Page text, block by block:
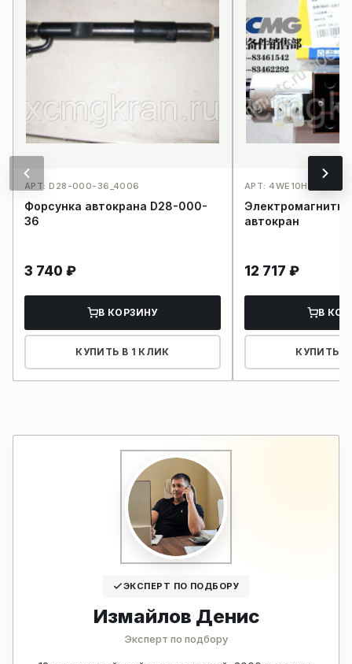
АРТ: D28-000-36_4006
Форсунка автокрана D28-000-
36
3 740 ₽
В КОРЗИНУ
КУПИТЬ В 1 КЛИК
АРТ: 4WE10H-A/
автокран
12 717 ₽
В
КУПИТЬ В
ЭКСПЕРТ ПО ПОДБОРУ
Измайлов Денис
Эксперт по подбору